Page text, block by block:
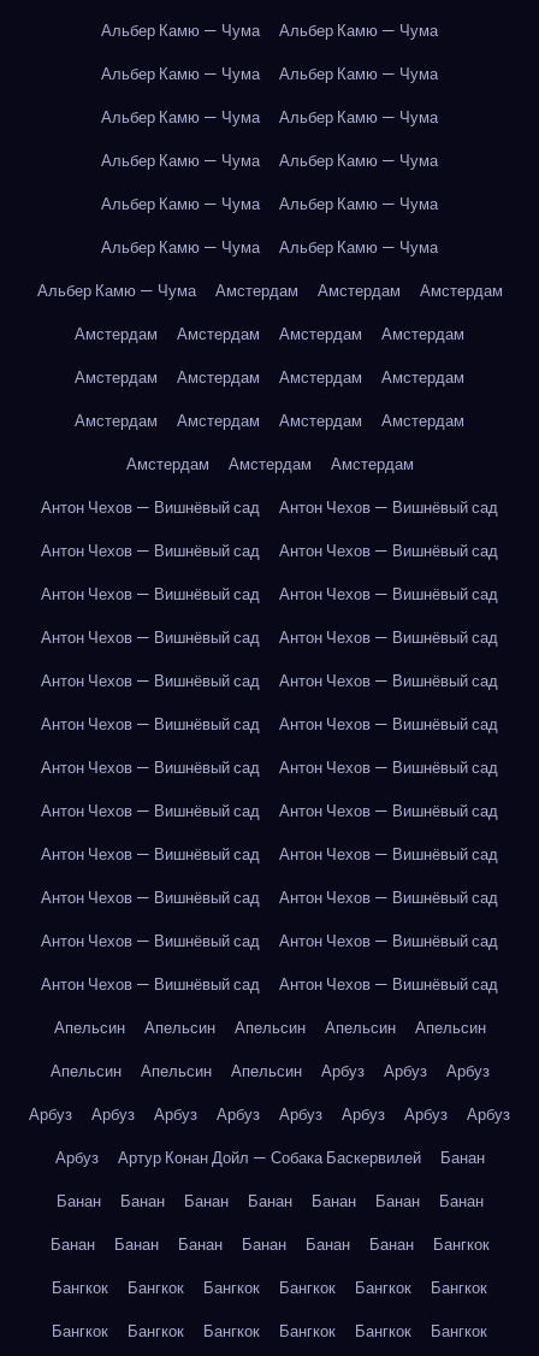
Альбер Камю — Чума
Альбер Камю — Чума
Альбер Камю — Чума
Альбер Камю — Чума
Альбер Камю — Чума
Альбер Камю — Чума
Альбер Камю — Чума
Альбер Камю — Чума
Альбер Камю — Чума
Альбер Камю — Чума
Альбер Камю — Чума
Альбер Камю — Чума
Альбер Камю — Чума
Амстердам Амстердам
Амстердам
Амстердам
Амстердам Амстердам
Амстердам
Амстердам
Амстердам Амстердам
Амстердам
Амстердам
Амстердам Амстердам
Амстердам
Амстердам
Амстердам
Амстердам
Антон Чехов — Вишнёвый сад
Антон Чехов — Вишнёвый сад
Антон Чехов — Вишнёвый сад
Антон Чехов — Вишнёвый сад
Антон Чехов — Вишнёвый сад
Антон Чехов — Вишнёвый сад
Антон Чехов — Вишнёвый сад
Антон Чехов — Вишнёвый сад
Антон Чехов — Вишнёвый сад
Антон Чехов — Вишнёвый сад
Антон Чехов — Вишнёвый сад
Антон Чехов — Вишнёвый сад
Антон Чехов — Вишнёвый сад
Антон Чехов — Вишнёвый сад
Антон Чехов — Вишнёвый сад
Антон Чехов — Вишнёвый сад
Антон Чехов — Вишнёвый сад
Антон Чехов — Вишнёвый сад
Антон Чехов — Вишнёвый сад
Антон Чехов — Вишнёвый сад
Антон Чехов — Вишнёвый сад
Антон Чехов — Вишнёвый сад
Антон Чехов — Вишнёвый сад
Антон Чехов — Вишнёвый сад
Апельсин
Апельсин Апельсин Апельсин
Апельсин
Апельсин
Апельсин Апельсин Арбуз Арбуз
Арбуз
Арбуз
Арбуз Арбуз Арбуз Арбуз Арбуз Арбуз
Арбуз
Арбуз
Артур Конан Дойл — Собака Баскервилей
Банан
Банан
Банан Банан Банан Банан Банан
Банан
Банан
Банан Банан Банан Банан Банан
Бангкок
Бангкок
Бангкок Бангкок Бангкок Бангкок
Бангкок
Бангкок
Бангкок Бангкок Бангкок Бангкок Бангкок